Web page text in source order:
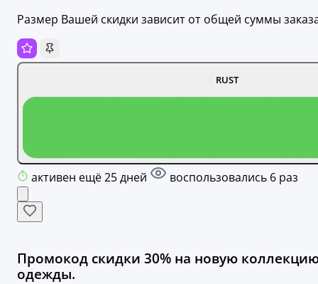
Размер Вашей скидки зависит от общей суммы
RUST
активен ещё 25 дней воспользовались 6 раз
Промокод скидки 30% на новую
одежды.